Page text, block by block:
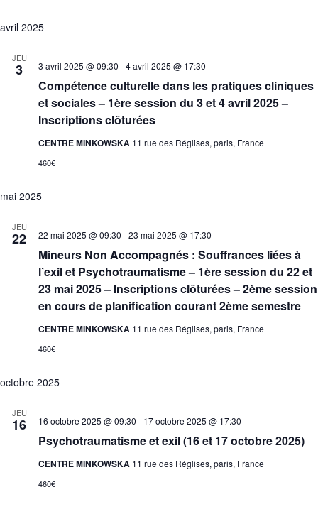
avril 2025
JEU
3
Compétence culturelle dans les pratiques cliniques
et sociales – 1ère session du 3 et 4 avril 2025 –
Inscriptions clôturées
3 avril 2025 @ 09:30 -4 avril 2025 @ 17:30
CENTRE MINKOWSKA 11 rue des Réglises, paris, France
460€
mai 2025
JEU
22
Mineurs Non Accompagnés : Souffrances liées à
l’exil et Psychotraumatisme – 1ère session du 22 et
23 mai 2025 – Inscriptions clôturées – 2ème session
en cours de planification courant 2ème semestre
22 mai 2025 @ 09:30 -23 mai 2025 @ 17:30
CENTRE MINKOWSKA 11 rue des Réglises, paris, France
460€
octobre 2025
JEU
16
Psychotraumatisme et exil (16 et 17 octobre 2025)
16 octobre 2025 @ 09:30 - 17 octobre 2025 @ 17:30
CENTRE MINKOWSKA 11 rue des Réglises, paris, France
460€